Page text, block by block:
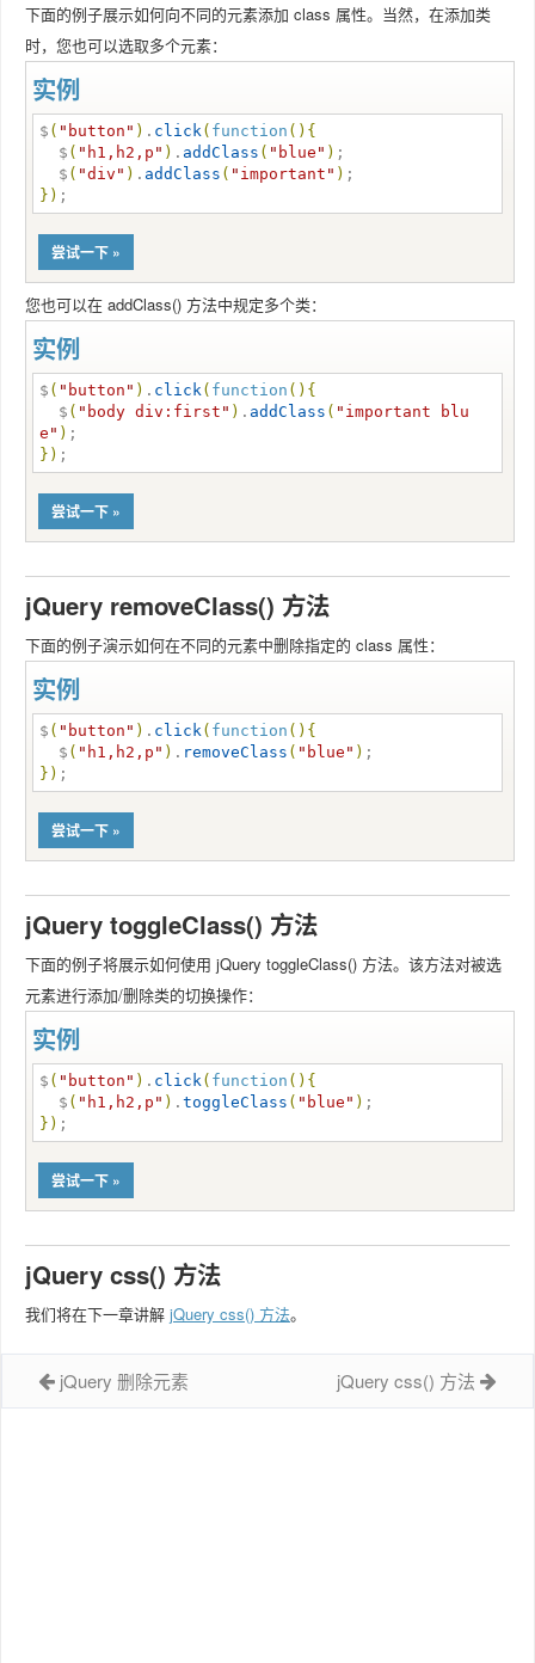
下面的例子展示如何向不同的元素添加 class 属性。当然，在添加类
时，您也可以选取多个元素：
实例
$ ( " button " ) . click( function ( ) {
  $
( " h1,h2,p " ) . addClass ( " blue " ) ;
  $
( "div " ) . addClass ( " important " )
} ) ;
尝试一下 »
您也可以在 addClass() 方法中规定多个类：
实例
$ ( " button " ) . click( function ( ) {
  $
( " body div:first " ) . addClass ( " important blu
e " )
} ) ;
尝试一下 »
jQuery removeClass() 方法
下面的例子演示如何在不同的元素中删除指定的 class 属性：
实例
$ ( " button " ) . click( function ( ) {
  $
( " h1,h2,p " ) . removeClass ( " blue " )
} ) ;
尝试一下 »
jQuery toggleClass() 方法
下面的例子将展示如何使用 jQuery toggleClass() 方法。该方法对被选
元素进行添加/删除类的切换操作：
实例
$ ( " button " ) . click( function ( ) {
  $
( " h1,h2,p " ) . toggleClass ( " blue " )
} ) ;
尝试一下 »
jQuery css() 方法
我们将在下一章讲解 jQuery css() 方法。
jQuery 删除元素 jQuery css() 方法